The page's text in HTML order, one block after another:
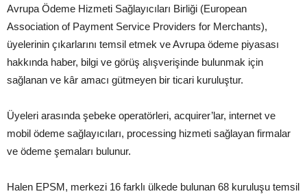
Avrupa Ödeme Hizmeti Sağlayıcıları Birliği (European
Association of Payment Service Providers for Merchants),
üyelerinin çıkarlarını temsil etmek ve Avrupa ödeme piyasası
hakkında haber, bilgi ve görüş alışverişinde bulunmak için
sağlanan ve kâr amacı gütmeyen bir ticari kuruluştur.
Üyeleri arasında şebeke operatörleri, acquirer’lar, internet ve
mobil ödeme sağlayıcıları, processing hizmeti sağlayan firmalar
ve ödeme şemaları bulunur.
Halen EPSM, merkezi 16 farklı ülkede bulunan 68 kuruluşu temsil